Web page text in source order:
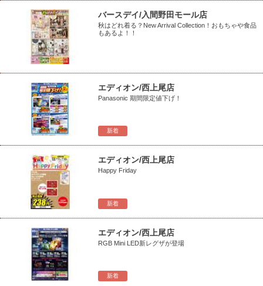
バースデイ/入間野田モール店
秋はどれ着る？New Arrival Collection！おもちゃや食品
もあるよ！！
新着
エディオン/西上尾店
Panasonic 期間限定値下げ！
新着
エディオン/西上尾店
Happy Friday
新着
エディオン/西上尾店
RGB Mini LED新レグザが登場